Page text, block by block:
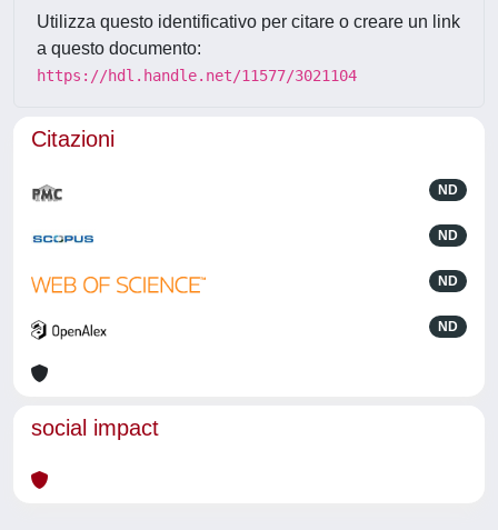
Utilizza questo identificativo per citare o creare un link
a questo documento:
https://hdl.handle.net/11577/3021104
Citazioni
ND
ND
ND
ND
social impact